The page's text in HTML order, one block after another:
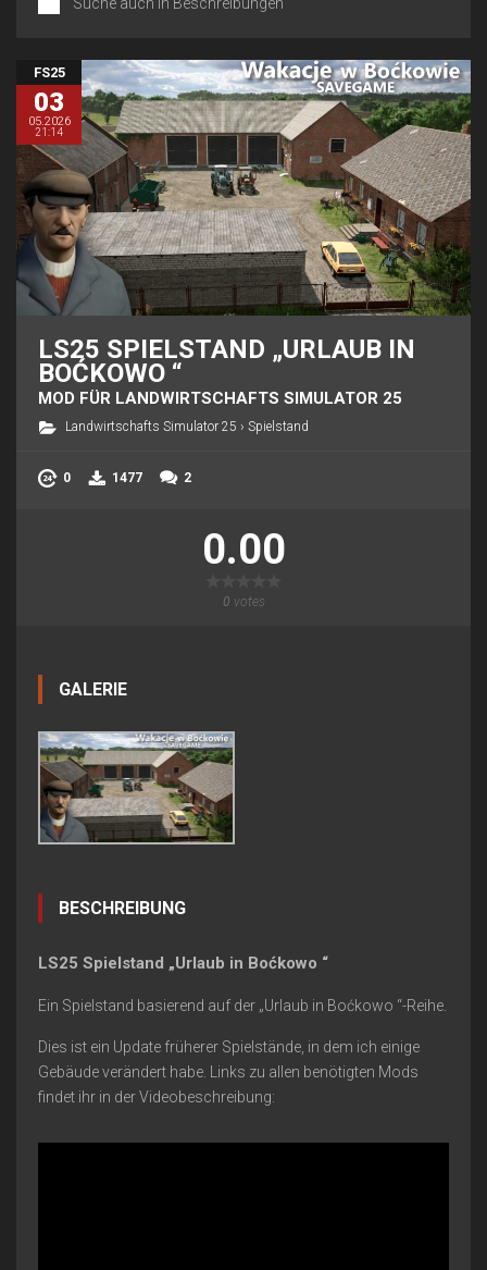
FS25
03
05.2026
21:14
LS25 SPIELSTAND „URLAUB IN
BOĆKOWO “
MOD FÜR LANDWIRTSCHAFTS SIMULATOR 25
Landwirtschafts Simulator 25 › Spielstand
0 1477 2
0.00
0 votes
GALERIE
BESCHREIBUNG
LS25 Spielstand „Urlaub in Boćkowo “
Ein Spielstand basierend auf der „Urlaub in Boćkowo “-Reihe.
Dies ist ein Update früherer Spielstände, in dem ich einige
Gebäude verändert habe. Links zu allen benötigten Mods
findet ihr in der Videobeschreibung: